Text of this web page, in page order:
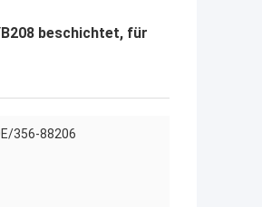
beschichtet, für
356-88206